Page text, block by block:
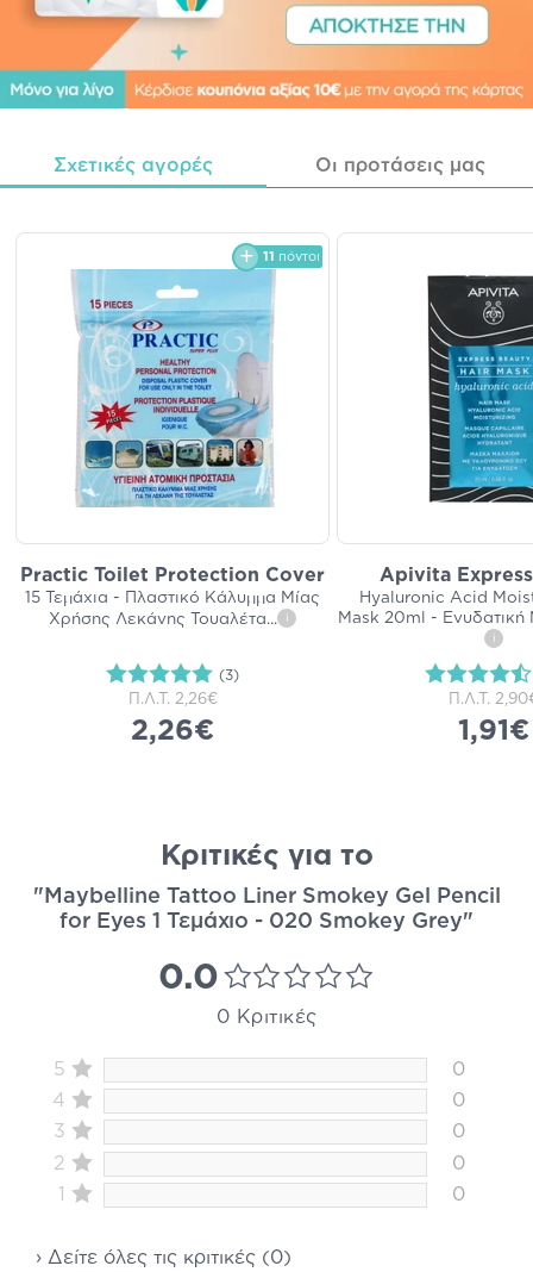
Σχετικές αγορές Οι προτάσεις μας
11 πόντοι
Practic Toilet Protection Cover
15 Τεμάχια - Πλαστικό Κάλυμμα Μίας
Χρήσης Λεκάνης Τουαλέτα... i
(3)
Π.Λ.Τ. 2,26€
2,26€
Apivita
Hyaluronic Acid
Mask 20ml -
i
Π.Λ.Τ.
1,91€
Κριτικές για το
"Maybelline Tattoo Liner Smokey Gel Pencil
for Eyes 1 Τεμάχιο - 020 Smokey Grey"
0.0
0 Κριτικές
5
0
4
0
3
0
2
0
1
0
› Δείτε όλες τις κριτικές (0)